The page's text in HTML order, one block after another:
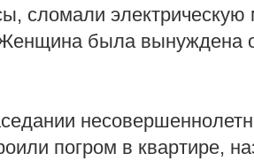
сломали
была вынуждена
погром в квартире,